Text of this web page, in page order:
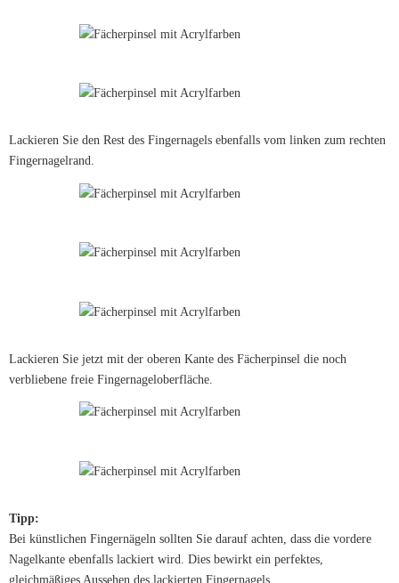
Lackieren Sie den Rest des Fingernagels ebenfalls vom linken zum rechten
Fingernagelrand.
Lackieren Sie jetzt mit der oberen Kante des Fächerpinsel die noch
verbliebene freie Fingernageloberfläche.
Tipp:
Bei künstlichen Fingernägeln sollten Sie darauf achten, dass die vordere
Nagelkante ebenfalls lackiert wird. Dies bewirkt ein perfektes,
gleichmäßiges Aussehen des lackierten Fingernagels.